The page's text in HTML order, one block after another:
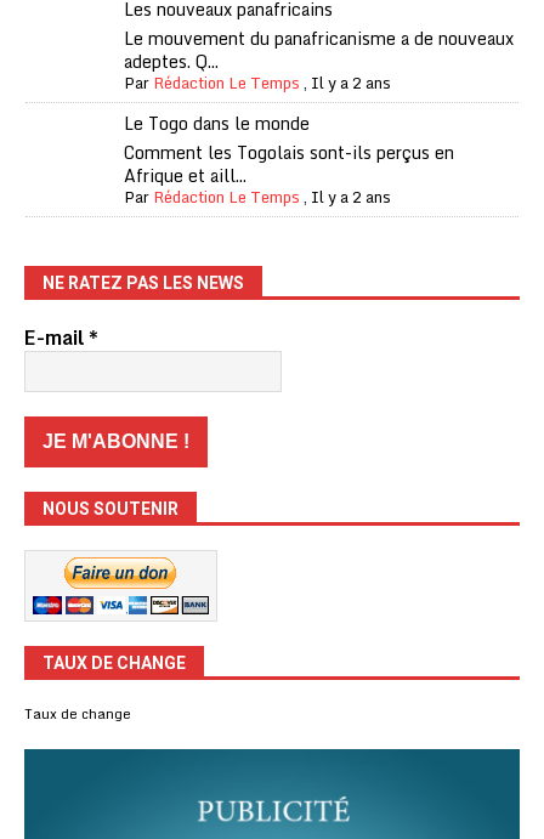
Les nouveaux panafricains
Le mouvement du panafricanisme a de nouveaux
adeptes. Q...
ParRédaction Le Temps, Il y a 2 ans
Le Togo dans le monde
Comment les Togolais sont-ils perçus en
Afrique et aill...
ParRédaction Le Temps, Il y a 2 ans
NE RATEZ PAS LES NEWS
E-mail*
NOUS SOUTENIR
TAUX DE CHANGE
Taux de change